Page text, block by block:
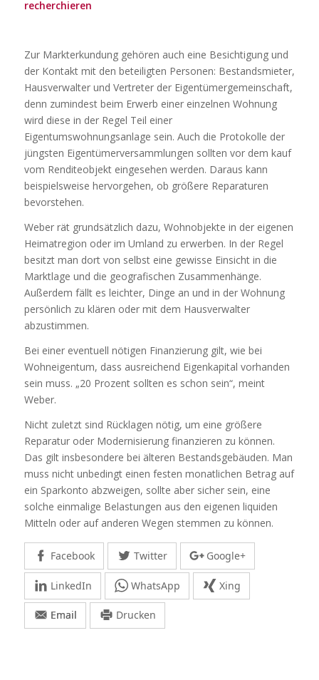
recherchieren
Zur Markterkundung gehören auch eine Besichtigung und
der Kontakt mit den beteiligten Personen: Bestandsmieter,
Hausverwalter und Vertreter der Eigentümergemeinschaft,
denn zumindest beim Erwerb einer einzelnen Wohnung
wird diese in der Regel Teil einer
Eigentumswohnungsanlage sein. Auch die Protokolle der
jüngsten Eigentümerversammlungen sollten vor dem kauf
vom Renditeobjekt eingesehen werden. Daraus kann
beispielsweise hervorgehen, ob größere Reparaturen
bevorstehen.
Weber rät grundsätzlich dazu, Wohnobjekte in der eigenen
Heimatregion oder im Umland zu erwerben. In der Regel
besitzt man dort von selbst eine gewisse Einsicht in die
Marktlage und die geografischen Zusammenhänge.
Außerdem fällt es leichter, Dinge an und in der Wohnung
persönlich zu klären oder mit dem Hausverwalter
abzustimmen.
Bei einer eventuell nötigen Finanzierung gilt, wie bei
Wohneigentum, dass ausreichend Eigenkapital vorhanden
sein muss. „20 Prozent sollten es schon sein“, meint
Weber.
Nicht zuletzt sind Rücklagen nötig, um eine größere
Reparatur oder Modernisierung finanzieren zu können.
Das gilt insbesondere bei älteren Bestandsgebäuden. Man
muss nicht unbedingt einen festen monatlichen Betrag auf
ein Sparkonto abzweigen, sollte aber sicher sein, eine
solche einmalige Belastungen aus den eigenen liquiden
Mitteln oder auf anderen Wegen stemmen zu können.
Facebook Twitter Google+
LinkedIn WhatsApp Xing
Email Drucken